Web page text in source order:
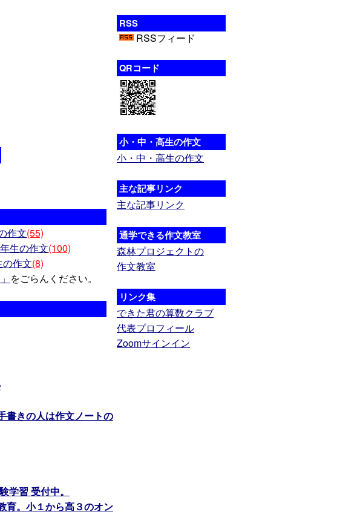
RSS
RSSフィード
QRコード
小・中・高生の作文
小・中・高生の作文
主な記事リンク
主な記事リンク
通学できる作文教室
森林プロジェクトの
作文教室
リンク集
できた君の算数クラブ
代表プロフィール
Zoomサインイン
作文(55)
生の作文(100)
作文(8)
をごらんください。
きの人は作文ノートの
習 受付中。
育。小１から高３のオン